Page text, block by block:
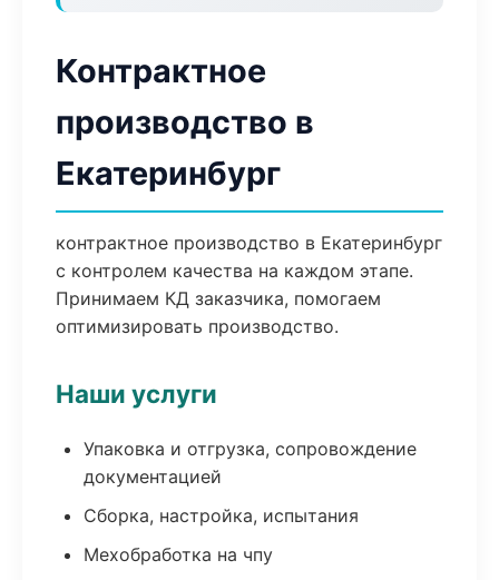
Контрактное
производство в
Екатеринбург
контрактное производство в Екатеринбург
с контролем качества на каждом этапе.
Принимаем КД заказчика, помогаем
оптимизировать производство.
Наши услуги
Упаковка и отгрузка, сопровождение
документацией
Сборка, настройка, испытания
Мехобработка на чпу